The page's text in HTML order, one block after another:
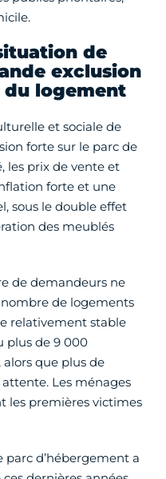
de
exclusion
du logement
et sociale de
forte sur le parc de
les prix de vente et
forte et une
sous le double effet
des meublés
de demandeurs ne
nombre de logements
relativement stable
plus de 9 000
que plus de
Les ménages
les premières victimes
parc d’hébergement a